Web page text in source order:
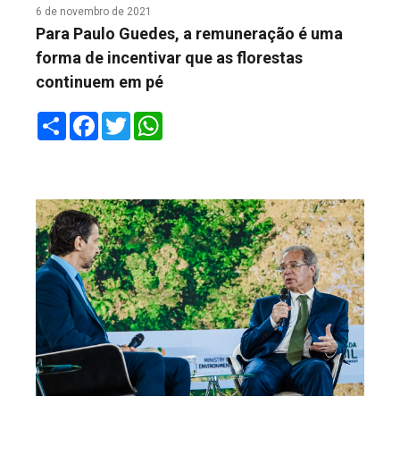
6 de novembro de 2021
Para Paulo Guedes, a remuneração é uma
forma de incentivar que as florestas
continuem em pé
ShareFacebook
Twitter